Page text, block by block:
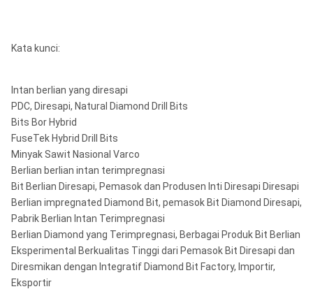
S-Gauge Core Bits: SWF-Long, SWF-Short
U-Gauge Core Bits:
Z-Gauge Core Bits: ZWF-Panjang, ZWF-Pendek
T36, T46, T56, T66, T76, T86, T101
TT Seri:
TT46, TT56, TT66, TT76, TT86,
TT101
Seri T2:
T2 46, T2 56, T2 66, T2 76, T2 86, T2
101
Kata kunci:
Intan berlian yang diresapi
PDC, Diresapi, Natural Diamond Drill Bits
Bits Bor Hybrid
FuseTek Hybrid Drill Bits
Minyak Sawit Nasional Varco
Berlian berlian intan terimpregnasi
Bit Berlian Diresapi, Pemasok dan Produsen Inti Diresapi Diresapi
Berlian impregnated Diamond Bit, pemasok Bit Diamond Diresapi,
Pabrik Berlian Intan Terimpregnasi
Berlian Diamond yang Terimpregnasi, Berbagai Produk Bit Berlian
Eksperimental Berkualitas Tinggi dari Pemasok Bit Diresapi dan
Diresmikan dengan Integratif Diamond Bit Factory, Importir,
Eksportir